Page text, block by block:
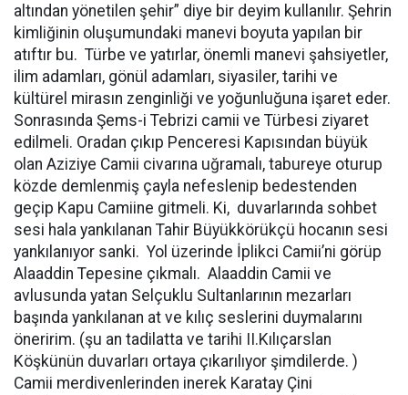
altından yönetilen şehir” diye bir deyim kullanılır. Şehrin
kimliğinin oluşumundaki manevi boyuta yapılan bir
atıftır bu. Türbe ve yatırlar, önemli manevi şahsiyetler,
ilim adamları, gönül adamları, siyasiler, tarihi ve
kültürel mirasın zenginliği ve yoğunluğuna işaret eder.
Sonrasında Şems-i Tebrizi camii ve Türbesi ziyaret
edilmeli. Oradan çıkıp Penceresi Kapısından büyük
olan Aziziye Camii civarına uğramalı, tabureye oturup
közde demlenmiş çayla nefeslenip bedestenden
geçip Kapu Camiine gitmeli. Ki, duvarlarında sohbet
sesi hala yankılanan Tahir Büyükkörükçü hocanın sesi
yankılanıyor sanki. Yol üzerinde İplikci Camii’ni görüp
Alaaddin Tepesine çıkmalı. Alaaddin Camii ve
avlusunda yatan Selçuklu Sultanlarının mezarları
başında yankılanan at ve kılıç seslerini duymalarını
öneririm. (şu an tadilatta ve tarihi II.Kılıçarslan
Köşkünün duvarları ortaya çıkarılıyor şimdilerde. )
Camii merdivenlerinden inerek Karatay Çini